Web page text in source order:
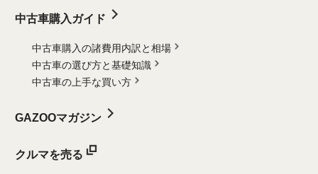
中古車購入ガイド
中古車購入の諸費用内訳と相場
中古車の選び方と基礎知識
中古車の上手な買い方
GAZOOマガジン
クルマを売る